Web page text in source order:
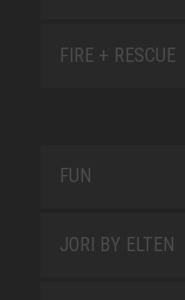
FIRE + RESCUE
FUN
JORI BY ELTEN